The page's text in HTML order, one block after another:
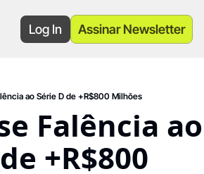
Log In Assinar Newsletter
ao Série D de +R$800 Milhões
Falência ao
+R$800